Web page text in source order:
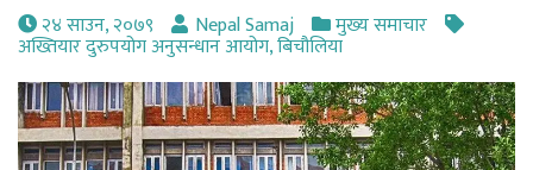
२४ साउन, २०७९ Nepal Samaj मुख्य समाचार
अख्तियार दुरुपयोग अनुसन्धान आयोग,बिचौलिया